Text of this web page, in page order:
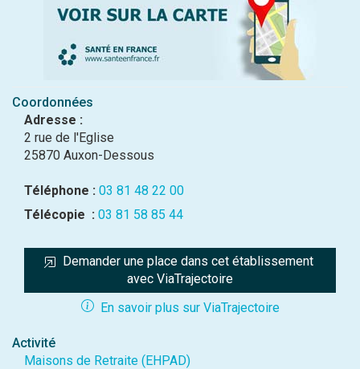
Coordonnées
Adresse :
2 rue de l'Eglise
25870 Auxon-Dessous
Téléphone : 03 81 48 22 00
Télécopie : 03 81 58 85 44
Demander une place dans cet établissement
avec ViaTrajectoire
En savoir plus sur ViaTrajectoire
Activité
Maisons de Retraite (EHPAD)